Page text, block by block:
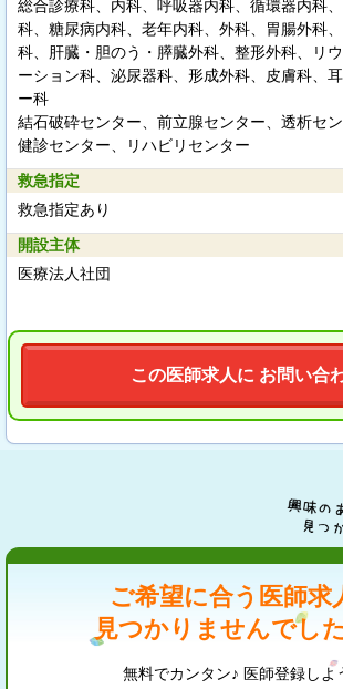
総合診療科、内科、呼吸器内科、循環器内科
科、糖尿病内科、老年内科、外科、胃腸外科
科、肝臓・胆のう・膵臓外科、整形外科、リ
ーション科、泌尿器科、形成外科、皮膚科、
ー科
結石破砕センター、前立腺センター、透析セ
健診センター、リハビリセンター
救急指定
救急指定あり
開設主体
医療法人社団
この医師求人に お問い合
ご希望に合う医師求
見つかりませんでし
無料でカンタン♪ 医師登録しよ